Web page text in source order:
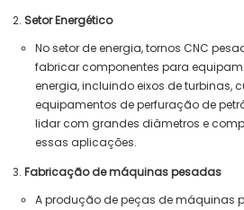
Setor Energético
No setor de energia, tornos CNC
fabricar componentes para
energia, incluindo eixos de turbinas,
equipamentos de perfuração de
lidar com grandes diâmetros e
essas aplicações.
Fabricação de máquinas pesadas
A produção de peças de máquinas